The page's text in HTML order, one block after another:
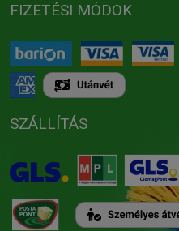
FIZETÉSI MÓDOK
SZÁLLÍTÁS